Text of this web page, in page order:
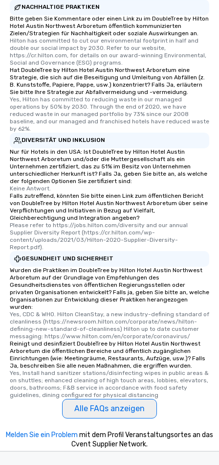
NACHHALTIGE PRAKTIKEN
Bitte geben Sie Kommentare oder einen Link zu im DoubleTree by Hilton
Hotel Austin Northwest Arboretum öffentlich kommunizierten
Zielen/Strategien für Nachhaltigkeit oder soziale Auswirkungen an.
Hilton has committed to cut our environmental footprint in half and
double our social impact by 2030. Refer to our website,
https://cr.hilton.com, for details on our award-winning Environmental,
Social and Governance (ESG) programs.
Hat DoubleTree by Hilton Hotel Austin Northwest Arboretum eine
Strategie, die sich auf die Beseitigung und Umleitung von Abfällen (z.
B. Kunststoffe, Papiere, Pappe, usw.) konzentriert? Falls Ja, erläutern
Sie bitte Ihre Strategie zur Abfallvermeidung und -vermeidung.
Yes, Hilton has committed to reducing waste in our managed
operations by 50% by 2030. Through the end of 2020, we have
reduced waste in our managed portfolio by 73% since our 2008
baseline, and our managed and franchised hotels have reduced waste
by 62%.
DIVERSITÄT UND INKLUSION
Nur für Hotels in den USA: Ist DoubleTree by Hilton Hotel Austin
Northwest Arboretum und/oder die Muttergesellschaft als ein
Unternehmen zertifiziert, das zu 51% im Besitz von Unternehmen
unterschiedlicher Herkunft ist? Falls Ja, geben Sie bitte an, als welche
der folgenden Optionen Sie zertifiziert sind:
Keine Antwort.
Falls zutreffend, könnten Sie bitte einen Link zum öffentlichen Bericht
von DoubleTree by Hilton Hotel Austin Northwest Arboretum über seine
Verpflichtungen und Initiativen in Bezug auf Vielfalt,
Gleichberechtigung und Integration angeben?
Please refer to https://jobs.hilton.com/diversity and our annual
Supplier Diversity Report (https://cr.hilton.com/wp-
content/uploads/2021/03/Hilton-2020-Supplier-Diversity-
Report.pdf).
GESUNDHEIT UND SICHERHEIT
Wurden die Praktiken im DoubleTree by Hilton Hotel Austin Northwest
Arboretum auf der Grundlage von Empfehlungen des
Gesundheitsdienstes von öffentlichen Regierungsstellen oder
privaten Organisationen entwickelt? Falls ja, geben Sie bitte an, welche
Organisationen zur Entwicklung dieser Praktiken herangezogen
wurden:
Yes, CDC & WHO. Hilton CleanStay, a new industry-defining standard of
cleanliness (https://newsroom.hilton.com/corporate/news/hilton-
defining-new-standard-of-cleanliness) Hilton up to date customer
messaging: https://www.hilton.com/en/corporate/coronavirus/
Reinigt und desinfiziert DoubleTree by Hilton Hotel Austin Northwest
Arboretum die öffentlichen Bereiche und öffentlich zugänglichen
Einrichtungen (wie: Meetingräume, Restaurants, Aufzüge, usw.)? Falls
Ja, beschreiben Sie alle neuen Maßnahmen, die ergriffen wurden.
Yes, Install hand sanitizer stations/disinfecting wipes in public areas &
on shuttles; enhanced cleaning of high touch areas, lobbies, elevators,
doors, bathrooms; F&B service in accordance with food safety
guidelines, dining configured for physical distancing
Alle FAQs anzeigen
Melden Sie ein Problem mit dem Profil Veranstaltungsortes an das
Cvent Supplier Network.